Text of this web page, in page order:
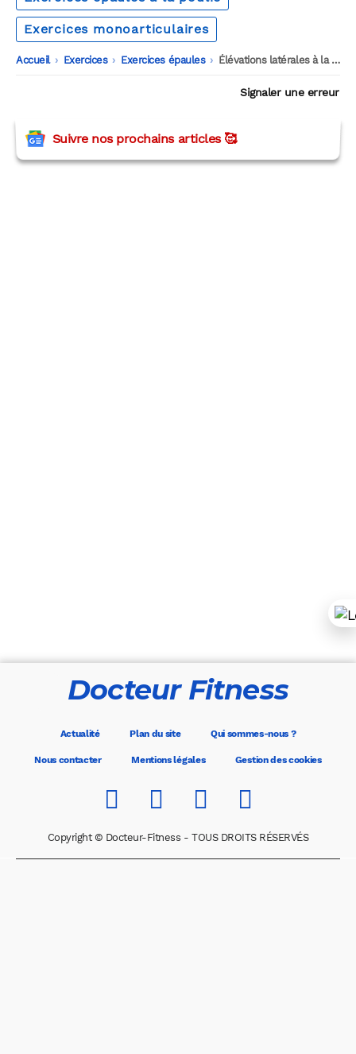
Exercices monoarticulaires
Accueil -
Exercices -
Exercices épaules -
Élévations latérales à la poulie
Signaler une erreur
Suivre nos prochains articles 🥰
Docteur Fitness
Actualité Plan du site Qui sommes-nous ?
Nous contacter Mentions légales Gestion des cookies
Copyright © Docteur-Fitness - TOUS DROITS RÉSERVÉS